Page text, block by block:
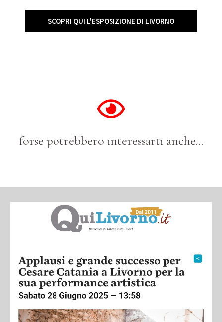
SCOPRI QUI L'ESPOSIZIONE DI LIVORNO
forse potrebbero interessarti anche...